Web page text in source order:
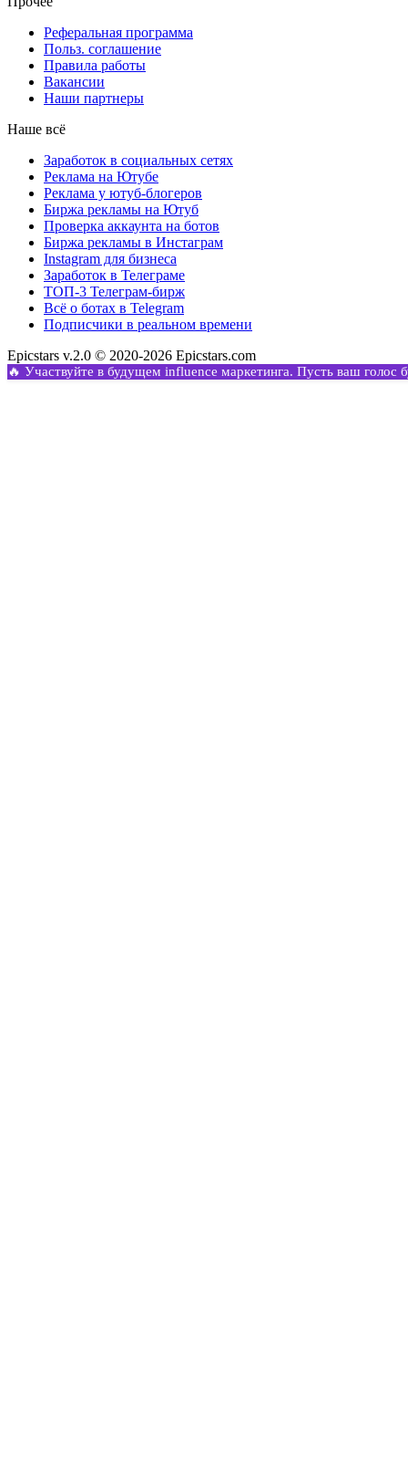
Реферальная программа
Польз. соглашение
Правила работы
Вакансии
Наши партнеры
Наше всё
Заработок в социальных сетях
Реклама на Ютубе
Реклама у ютуб-блогеров
Биржа рекламы на Ютуб
Проверка аккаунта на ботов
Биржа рекламы в Инстаграм
Instagram для бизнеса
Заработок в Телеграме
ТОП-3 Телеграм-бирж
Всё о ботах в Telegram
Подписчики в реальном времени
Epicstars v.2.0 © 2020-2026 Epicstars.com
🔥 Участвуйте в будущем influence маркетинга. Пусть ваш голос